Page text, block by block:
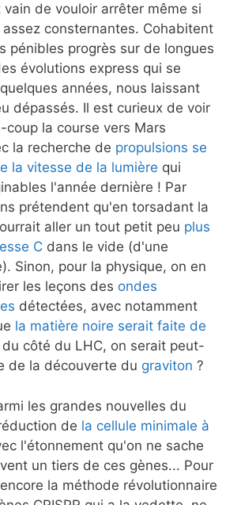
vain de vouloir arrêter même si
consternantes. Cohabitent
pénibles progrès sur de longues
évolutions express qui se
années, nous laissant
dépassés. Il est curieux de voir
la course vers Mars
la recherche de propulsions se
la vitesse de la lumière qui
l'année dernière ! Par
prétendent qu'en torsadant la
aller un tout petit peu plus
C dans le vide (d'une
Sinon, pour la physique, on en
les leçons des ondes
détectées, avec notamment
la matière noire serait faite de
côté du LHC, on serait peut-
de la découverte du graviton ?
les grandes nouvelles du
de la cellule minimale à
l'étonnement qu'on ne sache
un tiers de ces gènes... Pour
la méthode révolutionnaire